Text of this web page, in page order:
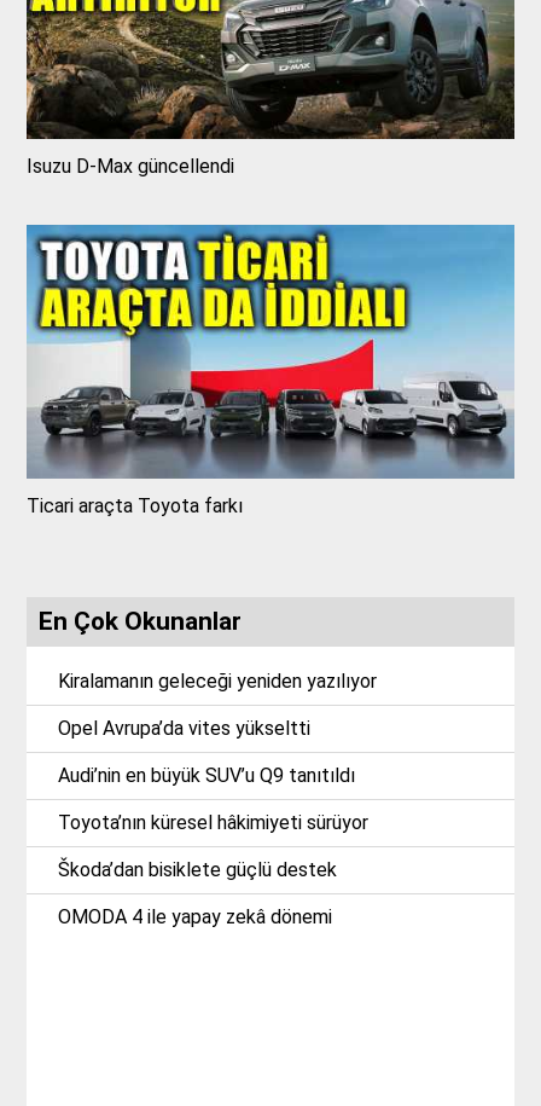
Isuzu D-Max güncellendi
Ticari araçta Toyota farkı
En Çok Okunanlar
Kiralamanın geleceği yeniden yazılıyor
Opel Avrupa’da vites yükseltti
Audi’nin en büyük SUV’u Q9 tanıtıldı
Toyota’nın küresel hâkimiyeti sürüyor
Škoda’dan bisiklete güçlü destek
OMODA 4 ile yapay zekâ dönemi